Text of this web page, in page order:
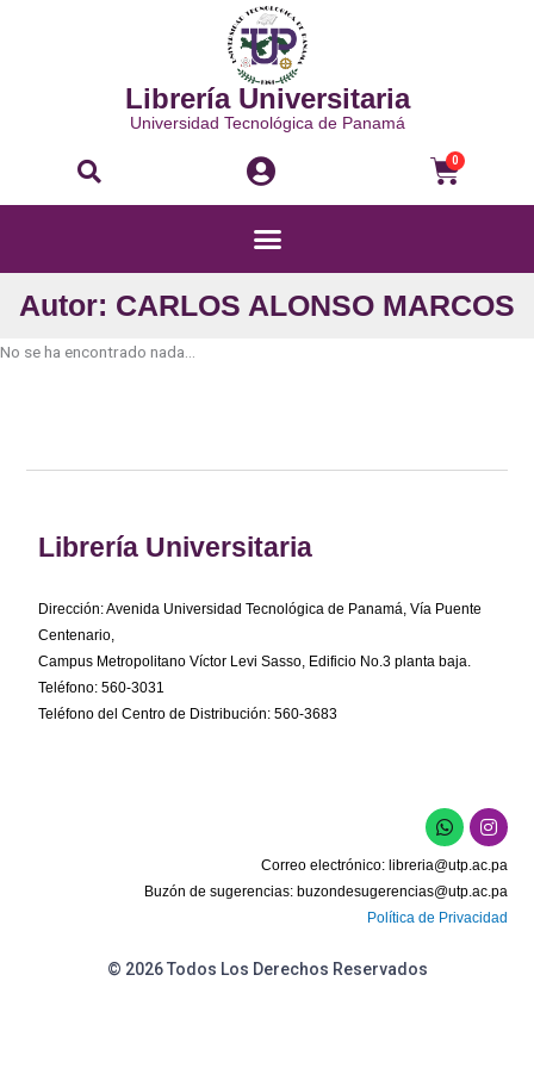
Librería Universitaria
Universidad Tecnológica de Panamá
Buscar 0
Menú
Autor: CARLOS ALONSO MARCOS
No se ha encontrado nada...
Librería Universitaria
Dirección: Avenida Universidad Tecnológica de Panamá, Vía Puente
Centenario,
Campus Metropolitano Víctor Levi Sasso, Edificio No.3 planta baja.
Teléfono: 560-3031
Teléfono del Centro de Distribución: 560-3683
W
h
a
t
s
a
p
I
n
s
t
a
g
r
Correo electrónico: libreria@utp.ac.pa
Buzón de sugerencias: buzondesugerencias@utp.ac.pa
Política de Privacidad
© 2026 Todos Los Derechos Reservados